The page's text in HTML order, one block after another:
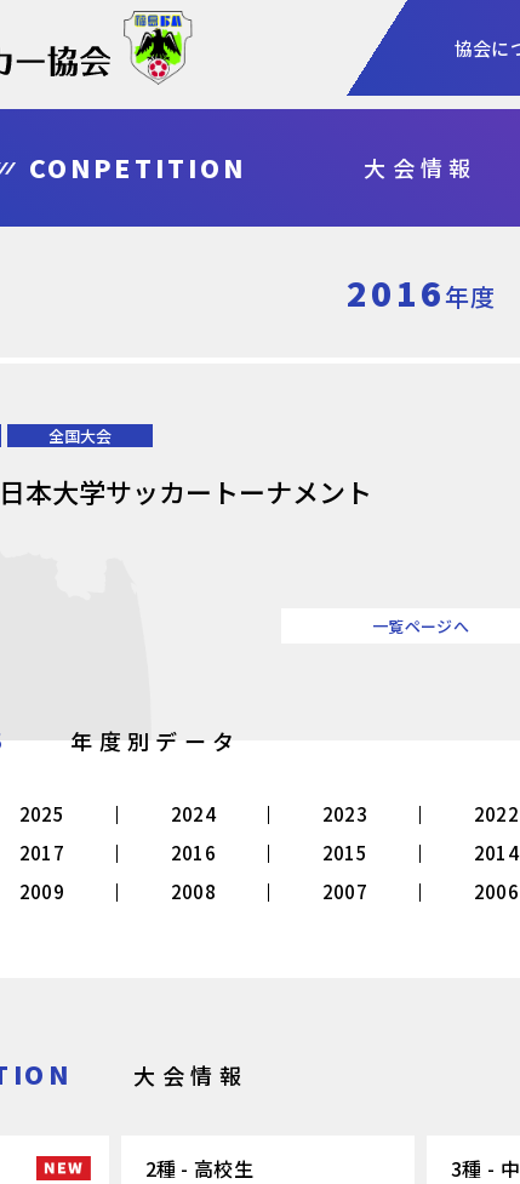
協会に
協会概要 予算・決算
女子
シニア
県総体・東北総体
国体
審判 指導者
加盟登録 各種申請
CONPETITION 大会情報
2016年度
全国大会
本大学サッカートーナメント
一覧ページへ
年度別データ
2025 2024 2023 2022
2017 2016 2015 2014
2009 2008 2007 2006
大会情報
2種 - 高校生 3種 -